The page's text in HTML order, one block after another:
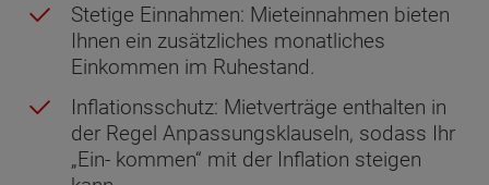
Stetige Einnahmen: Mieteinnahmen bieten
Ihnen ein zusätzliches monatliches
Einkommen im Ruhestand.
Inflationsschutz: Mietverträge enthalten in
der Regel Anpassungsklauseln, sodass Ihr
„Ein- kommen“ mit der Inflation steigen